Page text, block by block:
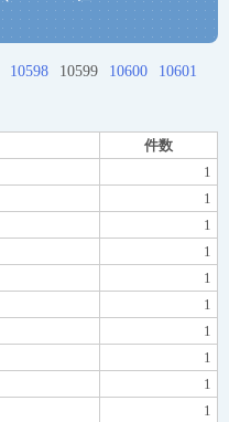
10598 10599 10600
10601
件数
1
1
1
1
1
1
1
1
1
1